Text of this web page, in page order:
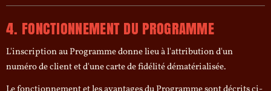
4. FONCTIONNEMENT DU PROGRAMME
L'inscription au Programme donne lieu à l'attribution d'un
numéro de client et d'une carte de fidélité dématérialisée.